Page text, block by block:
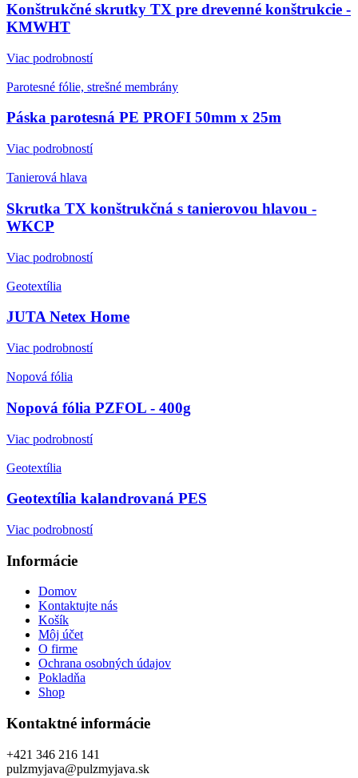
Konštrukčné skrutky TX pre drevenné konštrukcie -
KMWHT
Viac podrobností
Parotesné fólie, strešné membrány
Páska parotesná PE PROFI 50mm x 25m
Viac podrobností
Tanierová hlava
Skrutka TX konštrukčná s tanierovou hlavou -
WKCP
Viac podrobností
Geotextília
JUTA Netex Home
Viac podrobností
Nopová fólia
Nopová fólia PZFOL - 400g
Viac podrobností
Geotextília
Geotextília kalandrovaná PES
Viac podrobností
Informácie
Domov
Kontaktujte nás
Košík
Môj účet
O firme
Ochrana osobných údajov
Pokladňa
Shop
Kontaktné informácie
+421 346 216 141
pulzmyjava@pulzmyjava.sk